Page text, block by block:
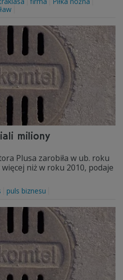
miliony
Plusa zarobiła w ub. roku
niż w roku 2010, podaje
puls biznesu